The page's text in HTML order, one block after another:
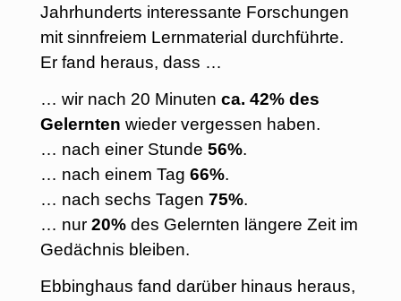
Jahrhunderts interessante Forschungen
mit sinnfreiem Lernmaterial durchführte.
Er fand heraus, dass …
… wir nach 20 Minuten ca. 42% des
Gelernten wieder vergessen haben.
… nach einer Stunde 56%.
… nach einem Tag 66%.
… nach sechs Tagen 75%.
… nur 20% des Gelernten längere Zeit im
Gedächnis bleiben.
Ebbinghaus fand darüber hinaus heraus,